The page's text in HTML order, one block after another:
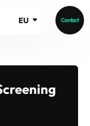
EU Contact